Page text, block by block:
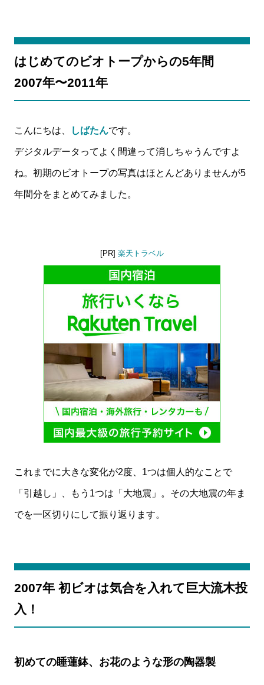
はじめてのビオトープからの5年間
2007年〜2011年
こんにちは、 しばたんです。
デジタルデータってよく間違って消しちゃうんですよ
ね。初期のビオトープの写真はほとんどありませんが5
年間分をまとめてみました。
[PR] 楽天トラベル
これまでに大きな変化が2度、1つは個人的なことで
「引越し」、もう1つは「大地震」。その大地震の年ま
でを一区切りにして振り返ります。
2007年 初ビオは気合を入れて巨大流木投
入！
初めての睡蓮鉢、お花のような形の陶器製